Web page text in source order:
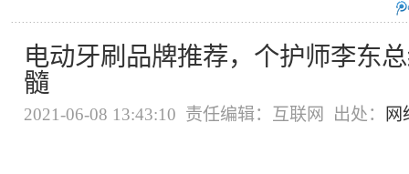
电动牙刷品牌推荐，个护师李东
髓
2021-06-08 13:43:10 责任编辑：互联网 出处： 网